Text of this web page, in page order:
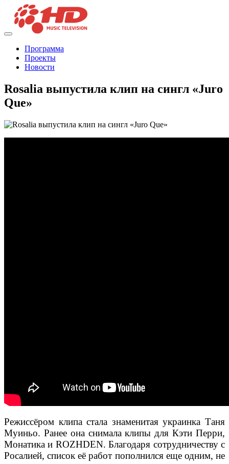
Программа
Проекты
Новости
Rosalia выпустила клип на сингл «Juro
Que»
Режиссёром клипа стала знаменитая украинка Таня
Муиньо. Ранее она снимала клипы для Кэти Перри,
Монатика и ROZHDEN. Благодаря сотрудничеству с
Росалией, список её работ пополнился еще одним, не